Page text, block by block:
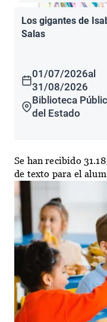
Los gigantes de
Salas
01/07/2026al
31/08/2026
Biblioteca
del Estado
Se han recibido
de texto para el